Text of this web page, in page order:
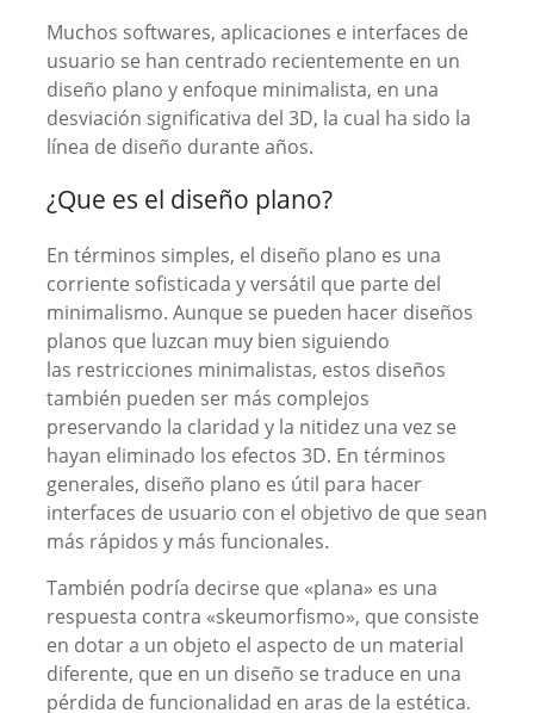
Muchos softwares, aplicaciones e interfaces de
usuario se han centrado recientemente en un
diseño plano y enfoque minimalista, en una
desviación significativa del 3D, la cual ha sido la
línea de diseño durante años.
¿Que es el diseño plano?
En términos simples, el diseño plano es una
corriente sofisticada y versátil que parte del
minimalismo. Aunque se pueden hacer diseños
planos que luzcan muy bien siguiendo
las restricciones minimalistas, estos diseños
también pueden ser más complejos
preservando la claridad y la nitidez una vez se
hayan eliminado los efectos 3D. En términos
generales, diseño plano es útil para hacer
interfaces de usuario con el objetivo de que sean
más rápidos y más funcionales.
También podría decirse que «plana» es una
respuesta contra «skeumorfismo», que consiste
en dotar a un objeto el aspecto de un material
diferente, que en un diseño se traduce en una
pérdida de funcionalidad en aras de la estética.